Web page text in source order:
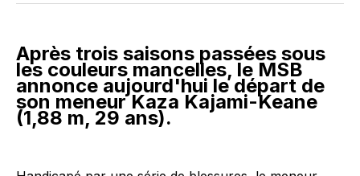
Après trois saisons passées sous
les couleurs mancelles, le MSB
annonce aujourd'hui le départ de
son meneur Kaza Kajami-Keane
(1,88 m, 29 ans).